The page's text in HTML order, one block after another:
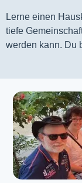
Lerne einen
tiefe
werden kann. Du